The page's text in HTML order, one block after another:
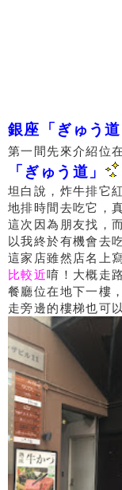
銀座「ぎゅう道
第一間先來介紹位
「ぎゅう道」
坦白說，炸牛排它
地排時間去吃它，
這次因為朋友找，
以我終於有機會去
這家店雖然店名上
比較近唷！大概走
餐廳位在地下一樓
走旁邊的樓梯也可以